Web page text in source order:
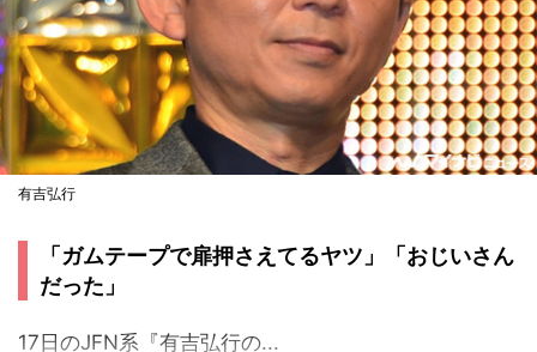
有吉弘行
「ガムテープで扉押さえてるヤツ」「おじいさん
だった」
17日のJFN系『有吉弘行の...